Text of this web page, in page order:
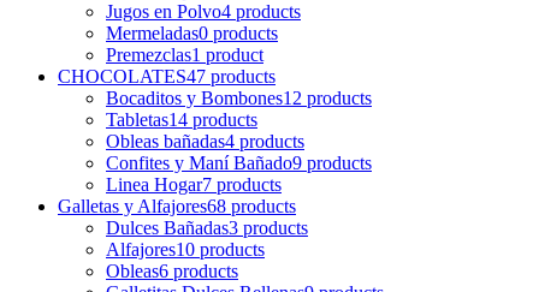
Jugos en Polvo4 products
Mermeladas0 products
Premezclas1 product
CHOCOLATES47 products
Bocaditos y Bombones12 products
Tabletas14 products
Obleas bañadas4 products
Confites y Maní Bañado9 products
Linea Hogar7 products
Galletas y Alfajores68 products
Dulces Bañadas3 products
Alfajores10 products
Obleas6 products